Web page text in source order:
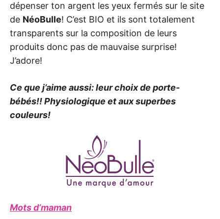
dépenser ton argent les yeux fermés sur le site
de NéoBulle! C’est BIO et ils sont totalement
transparents sur la composition de leurs
produits donc pas de mauvaise surprise!
J’adore!
Ce que j’aime aussi: leur choix de porte-
bébés!! Physiologique et aux superbes
couleurs!
Mots d’maman